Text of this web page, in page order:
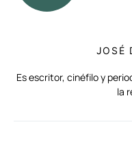
JOSÉ
Es escritor, cinéfilo y
la